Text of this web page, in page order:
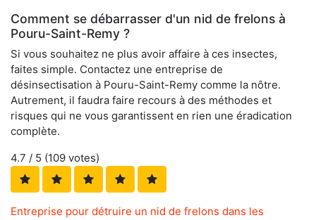
Comment se débarrasser d'un nid de frelons à
Pouru-Saint-Remy ?
Si vous souhaitez ne plus avoir affaire à ces insectes,
faites simple. Contactez une entreprise de
désinsectisation à Pouru-Saint-Remy comme la nôtre.
Autrement, il faudra faire recours à des méthodes et
risques qui ne vous garantissent en rien une éradication
complète.
4.7 / 5 (109 votes)
Entreprise pour détruire un nid de frelons dans les